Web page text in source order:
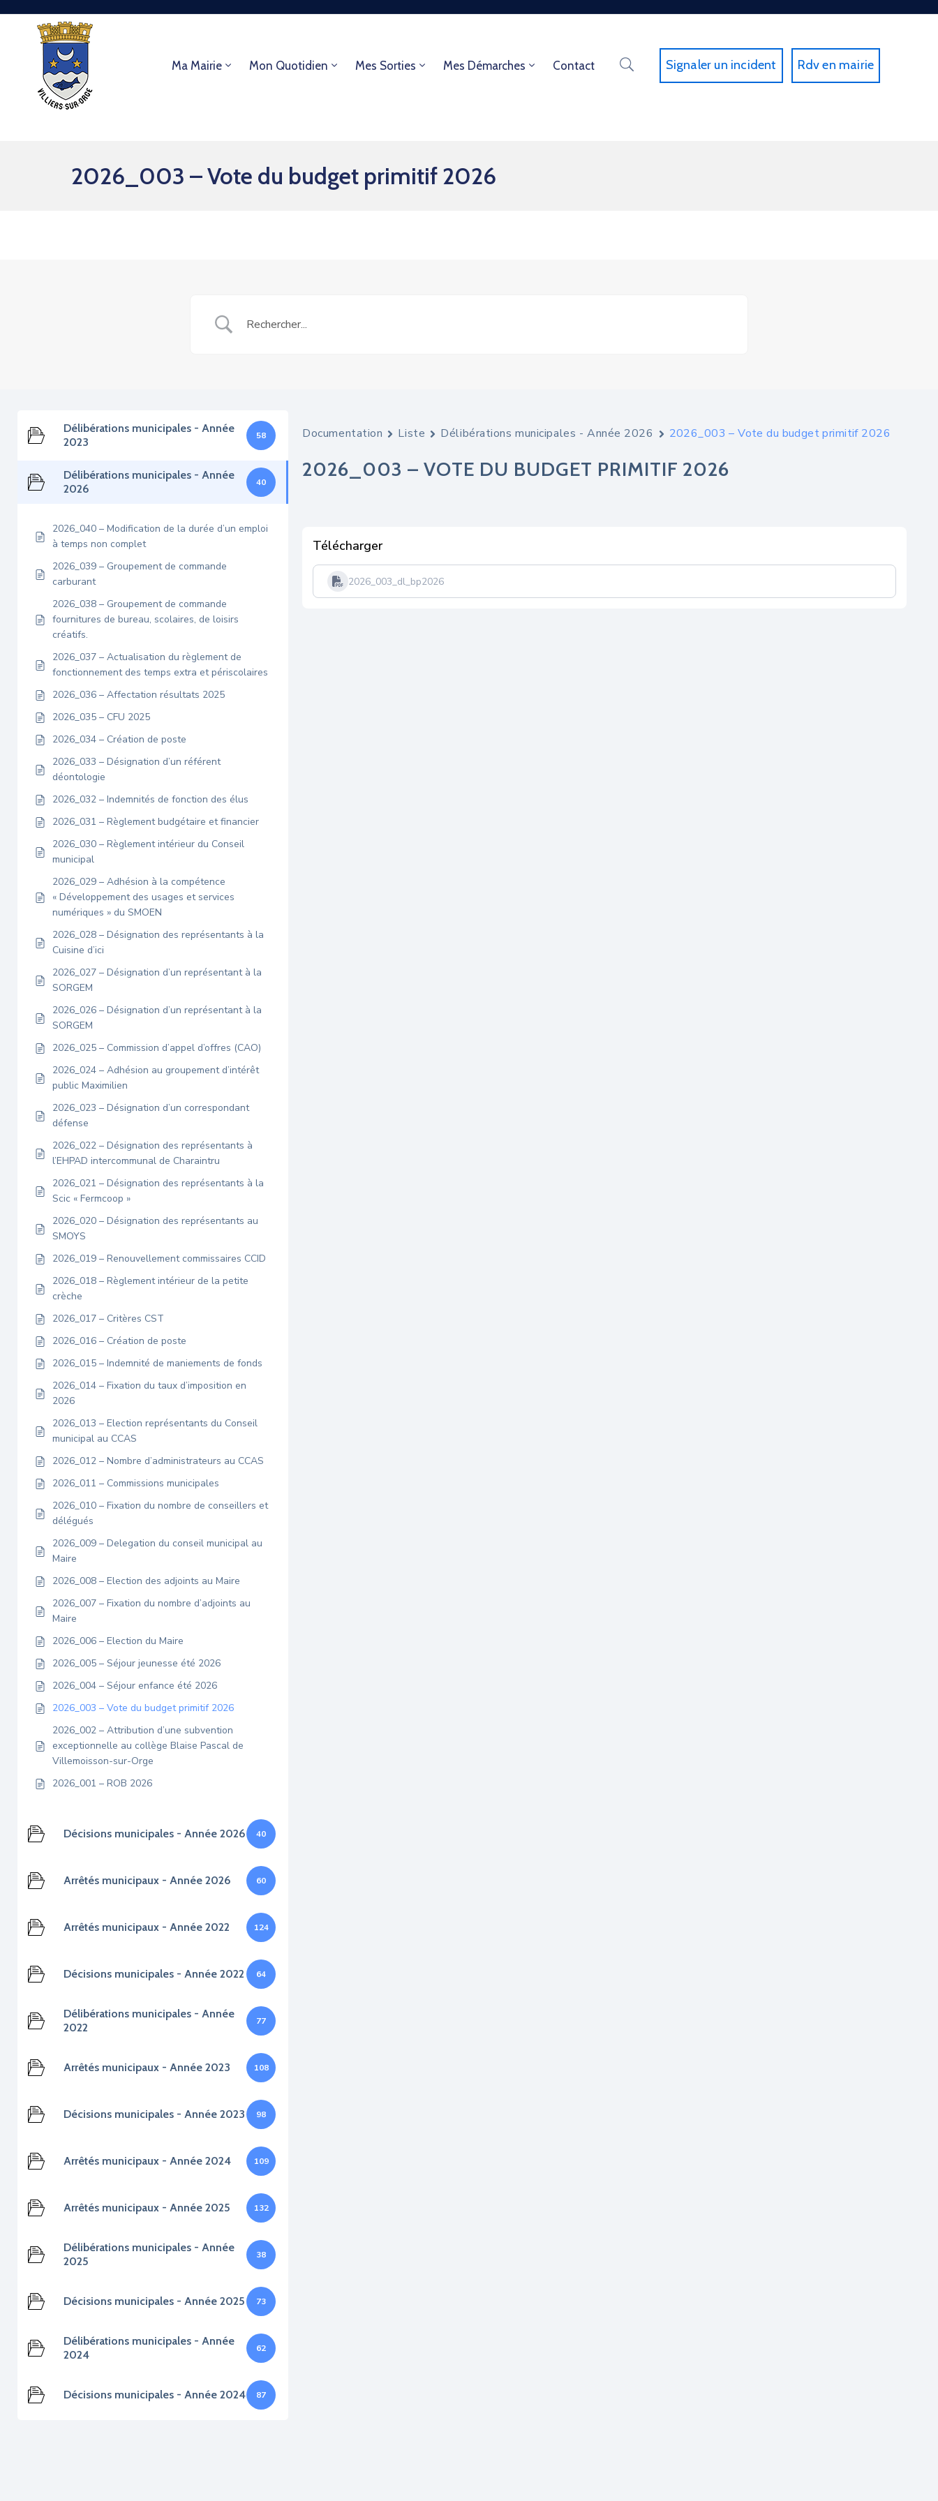
Ma Mairie Mon Quotidien Mes Sorties Mes Démarches Contact Signaler un incident Rdv en mairie
2026_003 – Vote du budget primitif 2026
Délibérations municipales - Année
2023
58
Délibérations municipales - Année
2026
40
2026_040 – Modification de la durée d’un emploi
à temps non complet
2026_039 – Groupement de commande
carburant
2026_038 – Groupement de commande
fournitures de bureau, scolaires, de loisirs
créatifs.
2026_037 – Actualisation du règlement de
fonctionnement des temps extra et périscolaires
2026_036 – Affectation résultats 2025
2026_035 – CFU 2025
2026_034 – Création de poste
2026_033 – Désignation d’un référent
déontologie
2026_032 – Indemnités de fonction des élus
2026_031 – Règlement budgétaire et financier
2026_030 – Règlement intérieur du Conseil
municipal
2026_029 – Adhésion à la compétence
« Développement des usages et services
numériques » du SMOEN
2026_028 – Désignation des représentants à la
Cuisine d’ici
2026_027 – Désignation d’un représentant à la
SORGEM
2026_026 – Désignation d’un représentant à la
SORGEM
2026_025 – Commission d’appel d’offres (CAO)
2026_024 – Adhésion au groupement d’intérêt
public Maximilien
2026_023 – Désignation d’un correspondant
défense
2026_022 – Désignation des représentants à
l’EHPAD intercommunal de Charaintru
2026_021 – Désignation des représentants à la
Scic « Fermcoop »
2026_020 – Désignation des représentants au
SMOYS
2026_019 – Renouvellement commissaires CCID
2026_018 – Règlement intérieur de la petite
crèche
2026_017 – Critères CST
2026_016 – Création de poste
2026_015 – Indemnité de maniements de fonds
2026_014 – Fixation du taux d’imposition en
2026
2026_013 – Election représentants du Conseil
municipal au CCAS
2026_012 – Nombre d’administrateurs au CCAS
2026_011 – Commissions municipales
2026_010 – Fixation du nombre de conseillers et
délégués
2026_009 – Delegation du conseil municipal au
Maire
2026_008 – Election des adjoints au Maire
2026_007 – Fixation du nombre d’adjoints au
Maire
2026_006 – Election du Maire
2026_005 – Séjour jeunesse été 2026
2026_004 – Séjour enfance été 2026
2026_003 – Vote du budget primitif 2026
2026_002 – Attribution d’une subvention
exceptionnelle au collège Blaise Pascal de
Villemoisson-sur-Orge
2026_001 – ROB 2026
Décisions municipales - Année 2026 40
Arrêtés municipaux - Année 2026 60
Arrêtés municipaux - Année 2022 124
Décisions municipales - Année 2022 64
Délibérations municipales - Année
2022
77
Arrêtés municipaux - Année 2023 108
Décisions municipales - Année 2023 98
Arrêtés municipaux - Année 2024 109
Arrêtés municipaux - Année 2025 132
Délibérations municipales - Année
2025
38
Décisions municipales - Année 2025 73
Délibérations municipales - Année
2024
62
Décisions municipales - Année 2024 87
Documentation Liste Délibérations municipales - Année 2026 2026_003 – Vote du budget primitif 2026
2026_003 – VOTE DU BUDGET PRIMITIF 2026
Télécharger
2026_003_dl_bp2026